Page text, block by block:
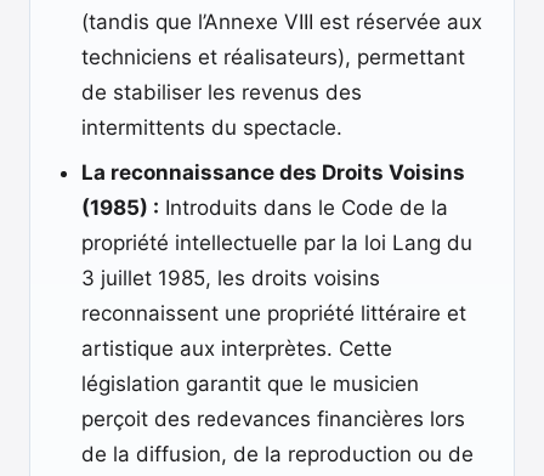
(tandis que l’Annexe VIII est réservée aux
techniciens et réalisateurs), permettant
de stabiliser les revenus des
intermittents du spectacle.
La reconnaissance des Droits Voisins
(1985) : Introduits dans le Code de la
propriété intellectuelle par la loi Lang du
3 juillet 1985, les droits voisins
reconnaissent une propriété littéraire et
artistique aux interprètes. Cette
législation garantit que le musicien
perçoit des redevances financières lors
de la diffusion, de la reproduction ou de